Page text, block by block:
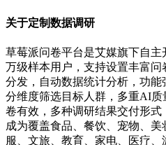
关于定制数据调研
草莓派问卷平台是艾媒旗下自
万级样本用户，支持设置丰富
分发，自动数据统计分析，功能
分维度筛选目标人群，多重AI
卷有效，多种调研结果交付形式
成为覆盖食品、餐饮、宠物、
服、文旅、教育、家电、医疗